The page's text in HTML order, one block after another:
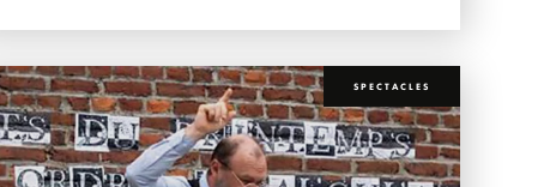
SPECTACLES